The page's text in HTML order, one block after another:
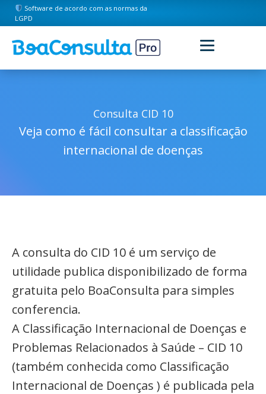
Software de acordo com as normas da
LGPD
Consulta CID 10
Veja como é fácil consultar a classificação
internacional de doenças
A consulta do CID 10 é um serviço de
utilidade publica disponibilizado de forma
gratuita pelo BoaConsulta para simples
conferencia.
A Classificação Internacional de Doenças e
Problemas Relacionados à Saúde – CID 10
(também conhecida como Classificação
Internacional de Doenças ) é publicada pela